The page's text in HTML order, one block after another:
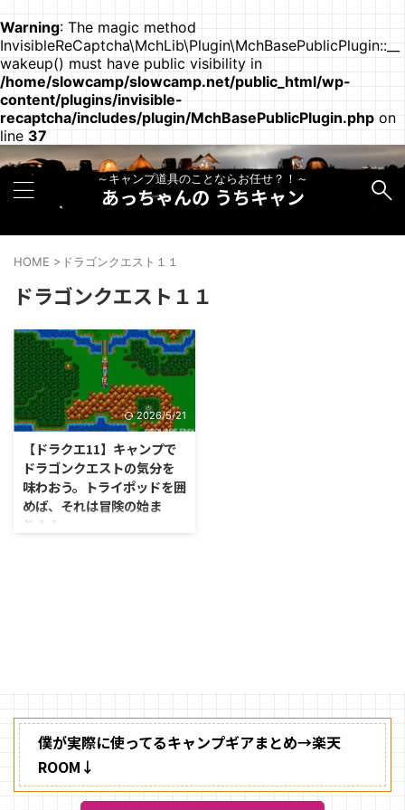
Warning: The magic method
InvisibleReCaptcha\MchLib\Plugin\MchBasePublicPlugin::__
wakeup() must have public visibility in
/home/slowcamp/slowcamp.net/public_html/wp-
content/plugins/invisible-
recaptcha/includes/plugin/MchBasePublicPlugin.php on
line 37
～キャンプ道具のことならお任せ？！～
あっちゃんの うちキャン
HOME > ドラゴンクエスト１１
ドラゴンクエスト１１
2026/5/21
【ドラクエ11】キャンプで
ドラゴンクエストの気分を
味わおう。トライポッドを囲
めば、それは冒険の始ま
り！！
僕が実際に使ってるキャンプギアまとめ→楽天
ROOM↓